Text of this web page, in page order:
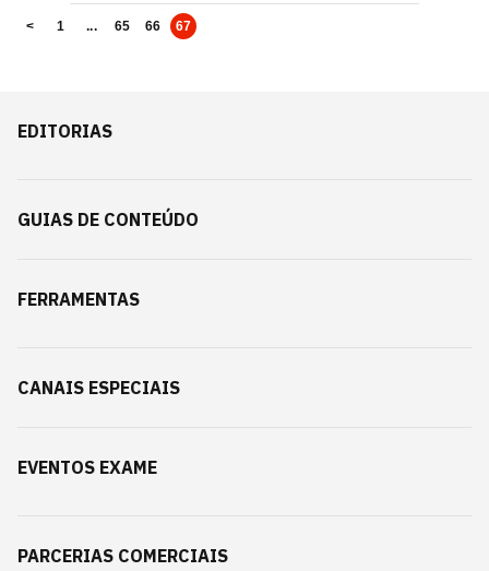
< 1 ... 65 66 67
EDITORIAS
GUIAS DE CONTEÚDO
FERRAMENTAS
CANAIS ESPECIAIS
EVENTOS EXAME
PARCERIAS COMERCIAIS